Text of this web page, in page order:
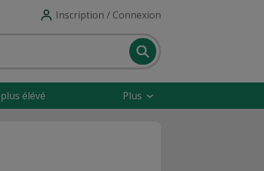
Inscription / Connexion
élévé Plus